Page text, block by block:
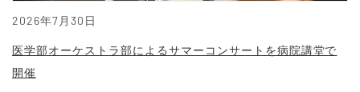
2026年7月30日
医学部オーケストラ部によるサマーコンサートを病院講堂で
開催